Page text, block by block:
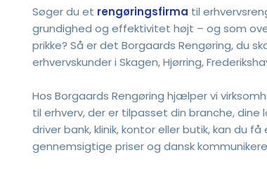
​Søger du et rengøringsfirma til
grundighed og effektivitet højt – og som
prikke? Så er det Borgaards Rengøring, du
erhvervskunder i Skagen, Hjørring,
Hos Borgaards Rengøring hjælper vi
til erhverv, der er tilpasset din branche, dine
driver bank, klinik, kontor eller butik, kan du
gennemsigtige priser og dansk